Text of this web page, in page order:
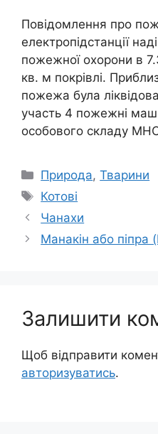
Повідомлення про
електропідстанції
пожежної охорони в
кв. м покрівлі.
пожежа була
участь 4 пожежні
особового складу
Категорії
Природа,Тварини
Позначки
Котові
Чанахи
Манакін або піпра
Залишити
Щоб відправити
авторизуватись.